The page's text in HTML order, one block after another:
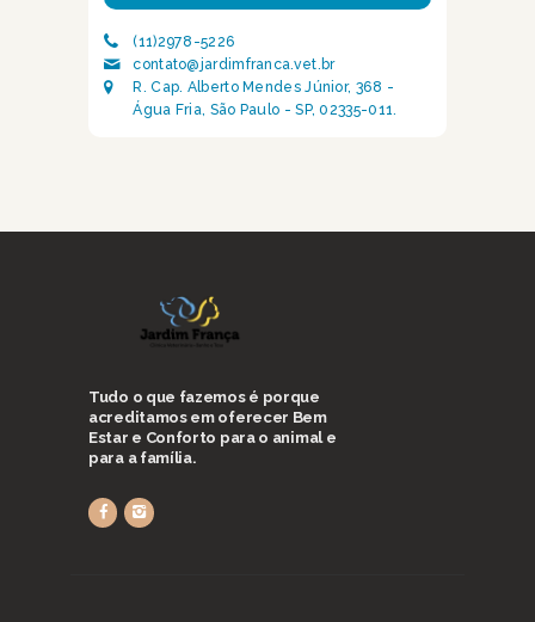
(11)2978-5226
contato@jardimfranca.vet.br
R. Cap. Alberto Mendes Júnior, 368 -
Água Fria, São Paulo - SP, 02335-011.
Tudo o que fazemos é porque
acreditamos em oferecer Bem
Estar e Conforto para o animal e
para a família.